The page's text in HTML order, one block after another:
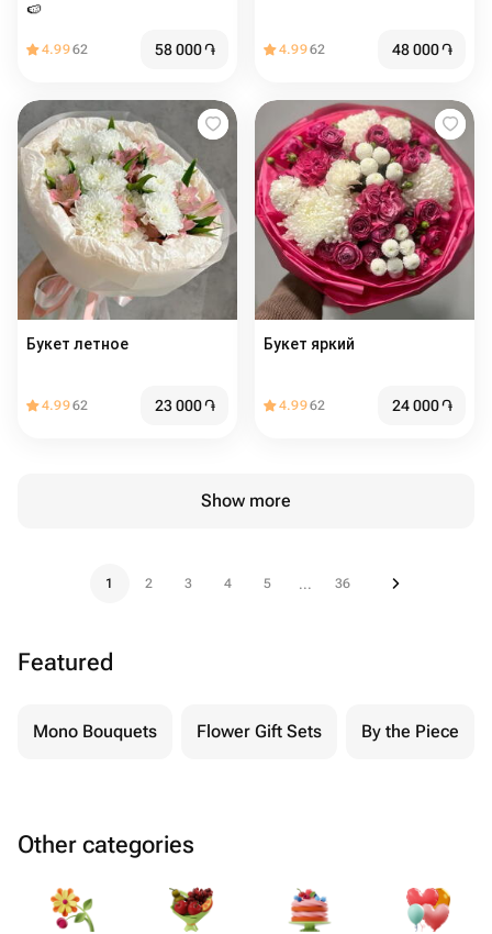
🍉
4.9962 58 000֏ 4.9962 48 000֏
Букет летное
4.9962 23 000֏
Букет яркий
4.9962 24 000֏
Show more
1 2 3 4 5 ... 36
Featured
Mono Bouquets Flower Gift Sets By the Piece
Other categories